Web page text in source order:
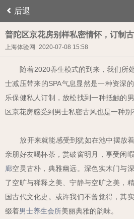
后退
普陀区京花房别样私密情怀，订制
上海体验网 2020-07-08 15:58
随着2020养生模式的到来，我们所
士减压带来的SPA气息显然是一种资深
乐保健私人订制，放松找到一种抵触的
区京花房感受到男士私密古风也是一种别
放开来就能感受到犹如在池中摆放
亲朋好友喝杯茶，赏破窗明月，享受闲
廊空灵古朴，典雅幽远。深色实木门与
了空旷与稀释之美、宁静与空旷之美，
国古代文化史。或许我们不曾觉得，其
缀着男士养生会所美丽典雅的韵味。